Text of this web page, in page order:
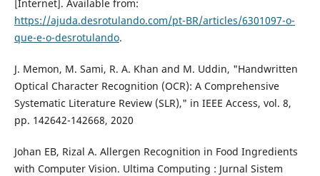
[Internet]. Available from:
https://ajuda.desrotulando.com/pt-BR/articles/6301097-o-
que-e-o-desrotulando.
J. Memon, M. Sami, R. A. Khan and M. Uddin, "Handwritten
Optical Character Recognition (OCR): A Comprehensive
Systematic Literature Review (SLR)," in IEEE Access, vol. 8,
pp. 142642-142668, 2020
Johan EB, Rizal A. Allergen Recognition in Food Ingredients
with Computer Vision. Ultima Computing : Jurnal Sistem